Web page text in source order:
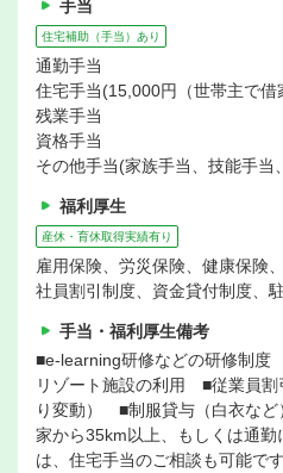
手当
住宅補助（手当）あり
通勤手当
住宅手当(15,000円（世帯主で借
残業手当
資格手当
その他手当(家族手当、技能手当
福利厚生
産休・育休取得実績有り
雇用保険、労災保険、健康保険
社員割引制度、資金貸付制度、
手当・福利厚生備考
■e-learning研修などの研修制
リゾート施設の利用 ■従業員
り変動） ■制服貸与（白衣など
家から35km以上、もしくは通
は、住宅手当のご相談も可能で